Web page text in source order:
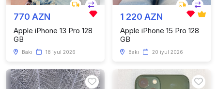
770 AZN
Apple iPhone 13 Pro 128
GB
Bakı 18 iyul 2026
1 220 AZN
Apple iPhone 15 Pro 128
GB
Bakı 20 iyul 2026